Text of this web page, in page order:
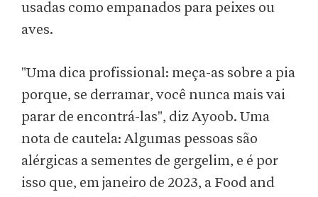
usadas como empanados para peixes ou
aves.
"Uma dica profissional: meça-as sobre a pia
porque, se derramar, você nunca mais vai
parar de encontrá-las", diz Ayoob. Uma
nota de cautela: Algumas pessoas são
alérgicas a sementes de gergelim, e é por
isso que, em janeiro de 2023, a Food and